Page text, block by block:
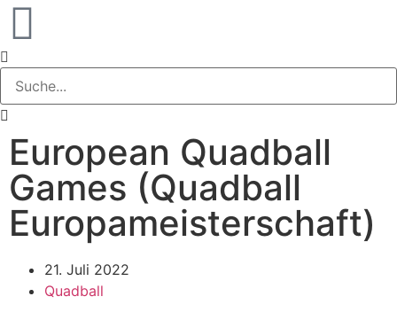
European Quadball
Games (Quadball
Europameisterschaft)
21. Juli 2022
Quadball